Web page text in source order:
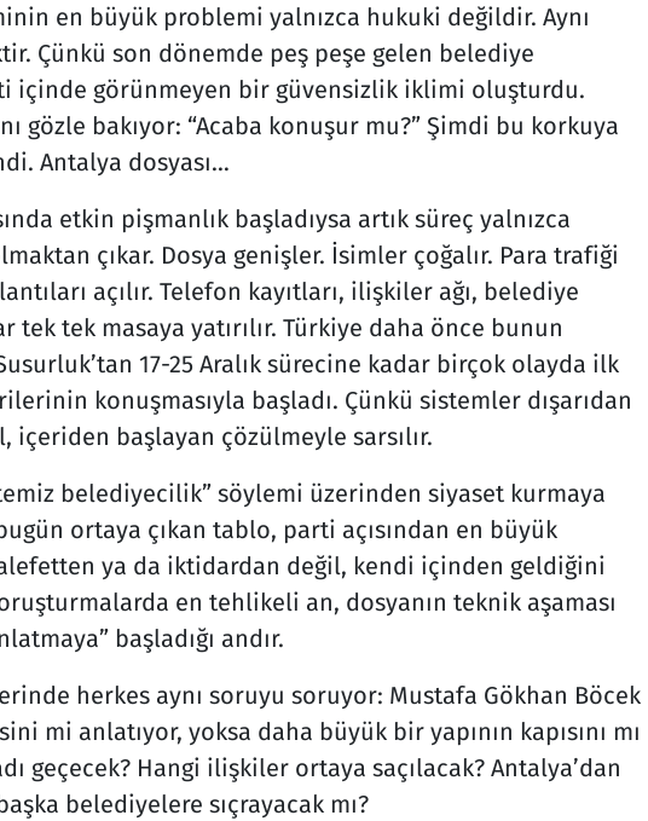
en büyük problemi yalnızca hukuki değildir. Aynı
Çünkü son dönemde peş peşe gelen belediye
içinde görünmeyen bir güvensizlik iklimi oluşturdu.
gözle bakıyor: “Acaba konuşur mu?” Şimdi bu korkuya
Antalya dosyası…
etkin pişmanlık başladıysa artık süreç yalnızca
çıkar. Dosya genişler. İsimler çoğalır. Para trafiği
açılır. Telefon kayıtları, ilişkiler ağı, belediye
tek tek masaya yatırılır. Türkiye daha önce bunun
17-25 Aralık sürecine kadar birçok olayda ilk
konuşmasıyla başladı. Çünkü sistemler dışarıdan
içeriden başlayan çözülmeyle sarsılır.
belediyecilik” söylemi üzerinden siyaset kurmaya
ortaya çıkan tablo, parti açısından en büyük
ya da iktidardan değil, kendi içinden geldiğini
en tehlikeli an, dosyanın teknik aşaması
başladığı andır.
herkes aynı soruyu soruyor: Mustafa Gökhan Böcek
mi anlatıyor, yoksa daha büyük bir yapının kapısını mı
geçecek? Hangi ilişkiler ortaya saçılacak? Antalya’dan
belediyelere sıçrayacak mı?